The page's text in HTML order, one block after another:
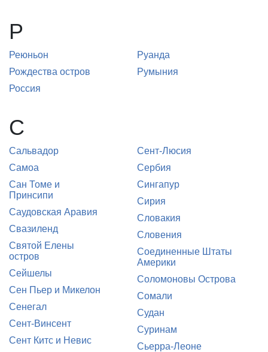
Р
Реюньон
Рождества остров
Россия
Руанда
Румыния
С
Сальвадор
Самоа
Сан Томе и
Принсипи
Саудовская Аравия
Свазиленд
Святой Елены
остров
Сейшелы
Сен Пьер и Микелон
Сенегал
Сент-Винсент
Сент Китс и Невис
Сент-Люсия
Сербия
Сингапур
Сирия
Словакия
Словения
Соединенные Штаты
Америки
Соломоновы Острова
Сомали
Судан
Суринам
Сьерра-Леоне